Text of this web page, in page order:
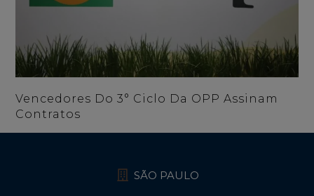
Vencedores Do 3° Ciclo Da OPP Assinam
Contratos
SÃO PAULO